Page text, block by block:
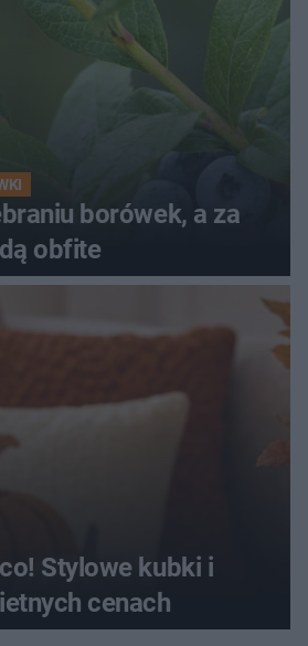
borówek, a za
obfite
Stylowe kubki i
cenach